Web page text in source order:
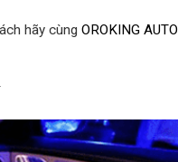
hãy cùng OROKING AUTO